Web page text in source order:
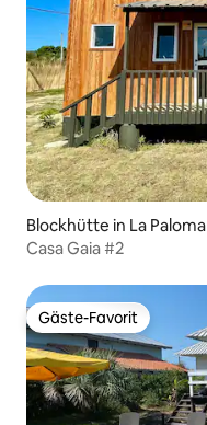
Blockhütte in La Paloma
Casa Gaia #2
Gäste-Favorit
Gäste-Favorit